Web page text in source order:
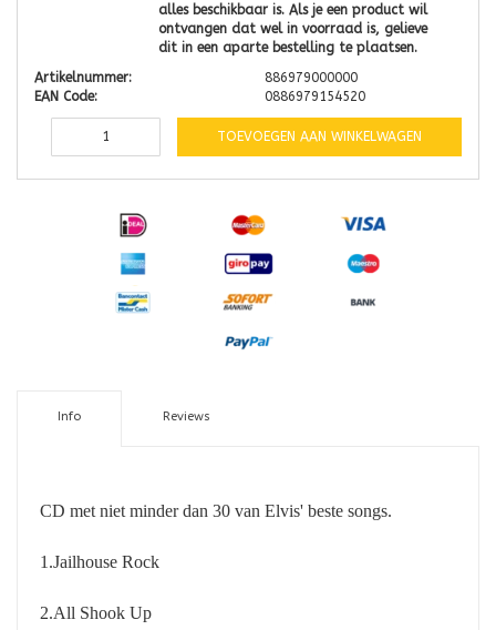
alles beschikbaar is. Als je een product wil
ontvangen dat wel in voorraad is, gelieve
dit in een aparte bestelling te plaatsen.
Artikelnummer:
886979000000
EAN Code:
0886979154520
TOEVOEGEN AAN WINKELWAGEN
Info Reviews
CD met niet minder dan 30 van Elvis' beste songs.
1.Jailhouse Rock
2.All Shook Up